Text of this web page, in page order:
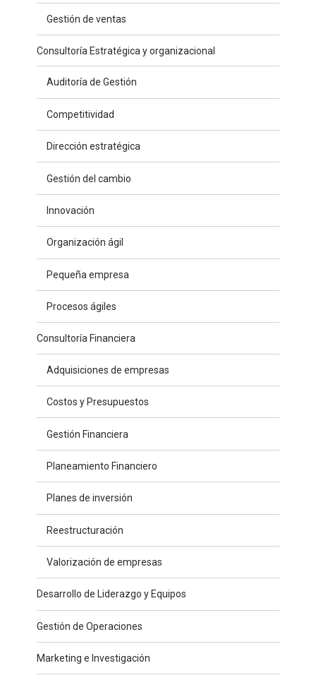
Gestión de ventas
Consultoría Estratégica y organizacional
Auditoría de Gestión
Competitividad
Dirección estratégica
Gestión del cambio
Innovación
Organización ágil
Pequeña empresa
Procesos ágiles
Consultoría Financiera
Adquisiciones de empresas
Costos y Presupuestos
Gestión Financiera
Planeamiento Financiero
Planes de inversión
Reestructuración
Valorización de empresas
Desarrollo de Liderazgo y Equipos
Gestión de Operaciones
Marketing e Investigación